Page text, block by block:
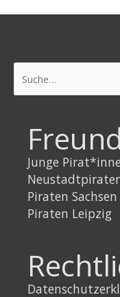
Junge
Piraten Sachsen
Piraten Leipzig